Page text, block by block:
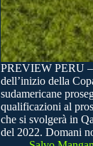
PREVIEW PERU
dell’inizio della
sudamericane
qualificazioni al
che si svolgerà in
del 2022. Domani